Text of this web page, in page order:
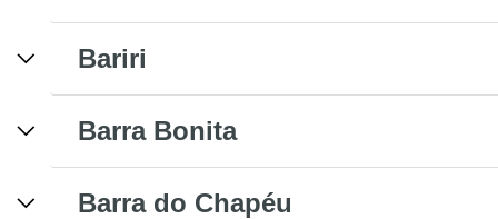
Bariri
Barra Bonita
Barra do Chapéu